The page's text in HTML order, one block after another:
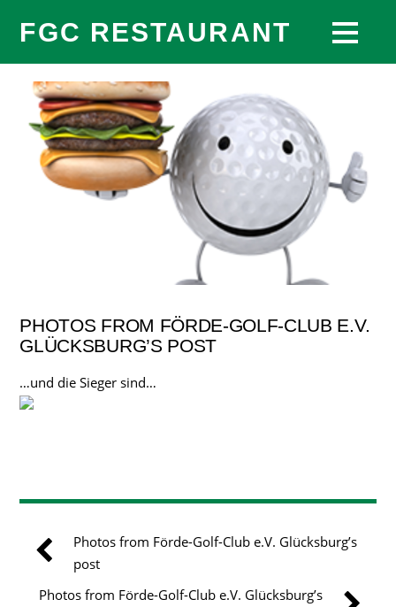
FGC RESTAURANT
PHOTOS FROM FÖRDE-GOLF-CLUB E.V.
GLÜCKSBURG’S POST
…und die Sieger sind…
Photos from Förde-Golf-Club e.V. Glücksburg’s
post
Photos from Förde-Golf-Club e.V. Glücksburg’s